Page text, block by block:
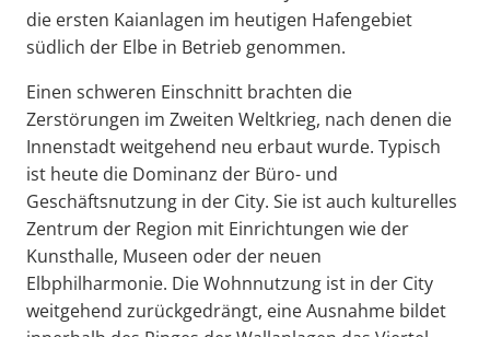
die ersten Kaianlagen im heutigen Hafengebiet
südlich der Elbe in Betrieb genommen.
Einen schweren Einschnitt brachten die
Zerstörungen im Zweiten Weltkrieg, nach denen die
Innenstadt weitgehend neu erbaut wurde. Typisch
ist heute die Dominanz der Büro- und
Geschäftsnutzung in der City. Sie ist auch kulturelles
Zentrum der Region mit Einrichtungen wie der
Kunsthalle, Museen oder der neuen
Elbphilharmonie. Die Wohnnutzung ist in der City
weitgehend zurückgedrängt, eine Ausnahme bildet